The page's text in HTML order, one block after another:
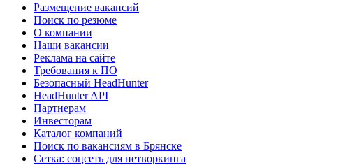
Размещение вакансий
Поиск по резюме
О компании
Наши вакансии
Реклама на сайте
Требования к ПО
Безопасный HeadHunter
HeadHunter API
Партнерам
Инвесторам
Каталог компаний
Поиск по вакансиям в Брянске
Сетка: соцсеть для нетворкинга